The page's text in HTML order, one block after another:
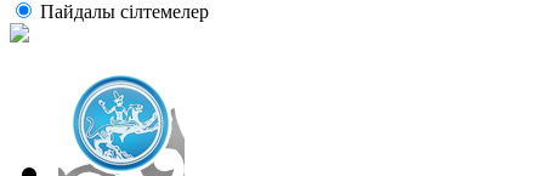
Пайдалы сiлтемелер